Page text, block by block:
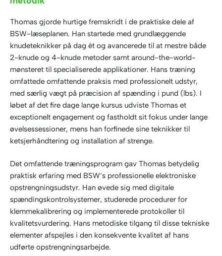
Thomas gjorde hurtige fremskridt i de praktiske dele af
BSW-læseplanen. Han startede med grundlæggende
knudeteknikker på dag ét og avancerede til at mestre både
2-knude og 4-knude metoder samt around-the-world-
mønsteret til specialiserede applikationer. Hans træning
omfattede omfattende praksis med professionelt udstyr,
med særlig vægt på præcision af spænding i pund (lbs). I
løbet af det fire dage lange kursus udviste Thomas et
exceptionelt engagement og fastholdt sit fokus under lange
øvelsessessioner, mens han forfinede sine teknikker til
ketsjerhåndtering og installation af strenge.
Det omfattende træningsprogram gav Thomas betydelig
praktisk erfaring med BSW’s professionelle elektroniske
opstrengningsudstyr. Han øvede sig med digitale
spændingskontrolsystemer, studerede procedurer for
klemmekalibrering og implementerede protokoller til
kvalitetsvurdering. Hans metodiske tilgang til disse tekniske
elementer afspejles i den konsekvente kvalitet af hans
udførte opstrengningsarbejde.